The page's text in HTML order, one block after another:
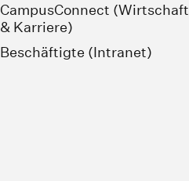
CampusConnect (Wirtschaft
& Karriere)
Beschäftigte (Intranet)